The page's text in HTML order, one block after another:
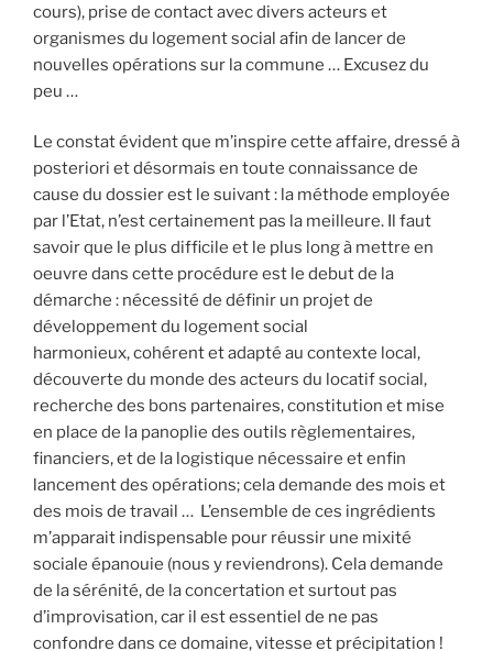
cours), prise de contact avec divers acteurs et
organismes du logement social afin de lancer de
nouvelles opérations sur la commune … Excusez du
peu …
Le constat évident que m’inspire cette affaire, dressé à
posteriori et désormais en toute connaissance de
cause du dossier est le suivant : la méthode employée
par l’Etat, n’est certainement pas la meilleure. Il faut
savoir que le plus difficile et le plus long à mettre en
oeuvre dans cette procédure est le debut de la
démarche : nécessité de définir un projet de
développement du logement social
harmonieux, cohérent et adapté au contexte local,
découverte du monde des acteurs du locatif social,
recherche des bons partenaires, constitution et mise
en place de la panoplie des outils règlementaires,
financiers, et de la logistique nécessaire et enfin
lancement des opérations; cela demande des mois et
des mois de travail … L’ensemble de ces ingrédients
m’apparait indispensable pour réussir une mixité
sociale épanouie (nous y reviendrons). Cela demande
de la sérénité, de la concertation et surtout pas
d’improvisation, car il est essentiel de ne pas
confondre dans ce domaine, vitesse et précipitation !